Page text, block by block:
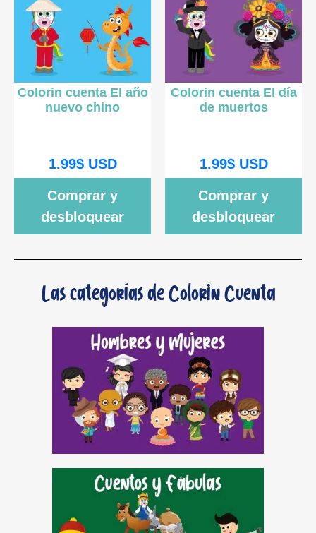
Colorin cuenta El año
nuevo chino
1.99$USD
Comprar y
desbloquear
Colorin cuenta El día
de muertos
1.99$USD
Comprar y
desbloquear
Las categorías de Colorin Cuenta